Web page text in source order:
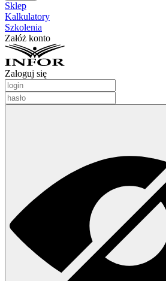
Sklep
Kalkulatory
Szkolenia
Załóż konto
Zaloguj się